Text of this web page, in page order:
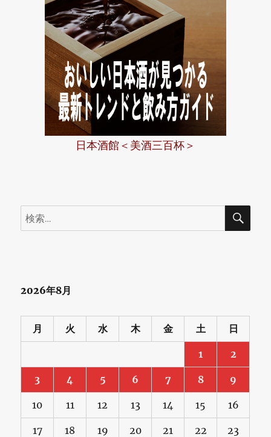
日本酒館＜美酒三百杯＞
検
索:
検
2026年8月
月 火 水 木 金 土 日
1 2
3 4 5 6 7 8 9
10 11 12 13 14 15 16
17 18 19 20 21 22 23